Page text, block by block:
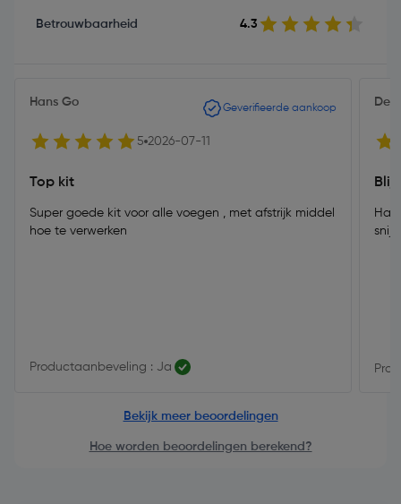
Betrouwbaarheid 4.3
Hans Go Geverifieerde aankoop
5 2026-07-11
Top kit
Super goede kit voor alle voegen , met afstrijk middel
hoe te verwerken
Productaanbeveling : Ja
Bekijk meer beoordelingen
Hoe worden beoordelingen berekend?